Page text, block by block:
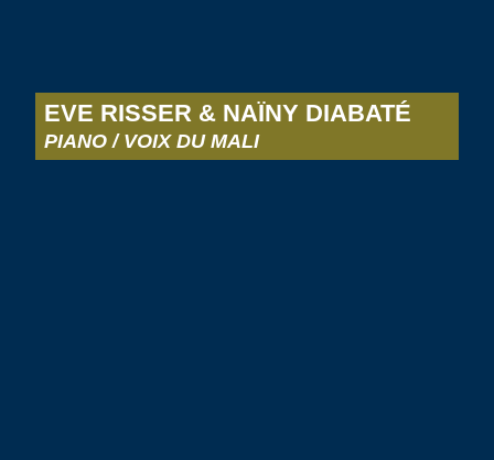
EVE RISSER & NAÏNY DIABATÉ
PIANO / VOIX DU MALI